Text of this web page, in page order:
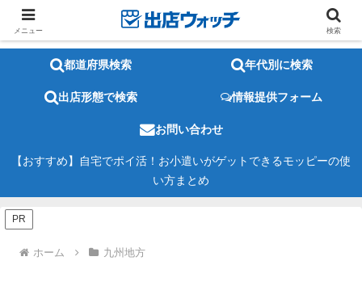
都道府県検索 年代別に検索
出店形態で検索 情報提供フォーム
お問い合わせ
【おすすめ】自宅でポイ活！お小遣いがゲットできるモッピーの使
い方まとめ
PR
ホーム 九州地方
メニュー 検索